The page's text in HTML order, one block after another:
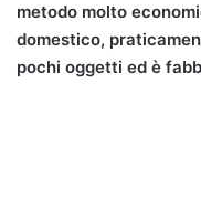
metodo molto
domestico,
pochi oggetti ed è